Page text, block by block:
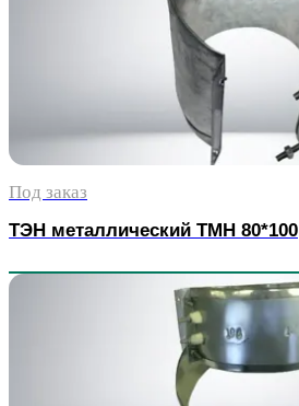
Под заказ
ТЭН металлический TMH 80*100